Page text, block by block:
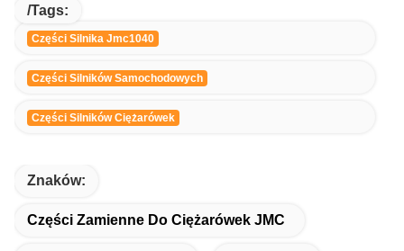
/Tags:
Części Silnika Jmc1040
Części Silników Samochodowych
Części Silników Ciężarówek
Znaków:
Części Zamienne Do Ciężarówek JMC